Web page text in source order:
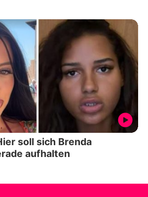
soll sich Brenda
aufhalten